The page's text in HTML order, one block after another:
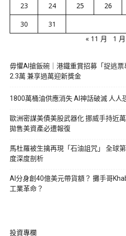
23
24 25 26
30
31
« 11 月
1
毋懼AI搶飯碗｜港鐵重賞招募「捉逃
2.3萬 兼享過萬迎新獎金
1800萬桶油供應消失 AI神話破滅 人人
歐洲密謀美債美股武器化 挪威手持近
拋售美資產必遭報復
馬杜羅被生擒再現「石油詛咒」 全球
度深度剖析
AI分身創40億美元帶貨額？ 攤手哥
工業革命？
投資專欄